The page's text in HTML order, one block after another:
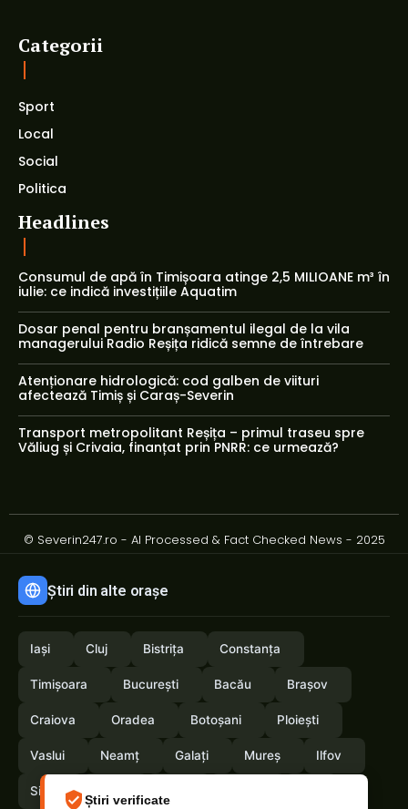
Știri verificate
Categorii
Sport
Local
Social
Politica
Headlines
Consumul de apă în Timișoara atinge 2,5 MILIOANE m³ în
iulie: ce indică investițiile Aquatim
Dosar penal pentru branșamentul ilegal de la vila
managerului Radio Reșița ridică semne de întrebare
Atenționare hidrologică: cod galben de viituri
afectează Timiș și Caraș-Severin
Transport metropolitant Reșița – primul traseu spre
Văliug și Crivaia, finanțat prin PNRR: ce urmează?
© Severin247.ro - AI Processed & Fact Checked News - 2025
Știri din alte orașe
Iași Cluj Bistrița Constanța
Timișoara București Bacău Brașov
Craiova Oradea Botoșani Ploiești
Vaslui Neamț Galați Mureș Ilfov
Sibiu